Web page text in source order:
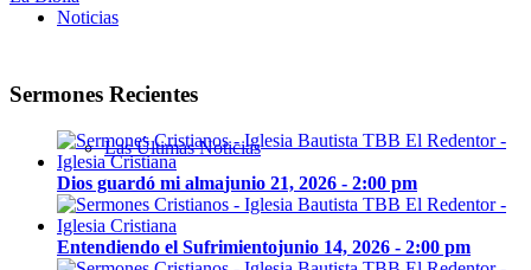
Noticias
Las Últimas Noticias
Sermones Recientes
Dios guardó mi almajunio 21, 2026 - 2:00 pm
Entendiendo el Sufrimientojunio 14, 2026 - 2:00 pm